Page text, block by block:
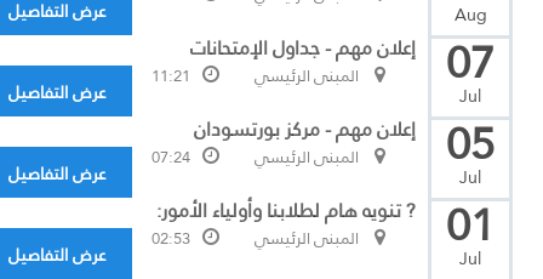
Aug عرض التفاصيل
07
Jul
إعلان مهم - جداول الإمتحانات
المبنى الرئيسي 11:21
عرض التفاصيل
05
Jul
إعلان مهم - مركز بورتسودان
المبنى الرئيسي 07:24
عرض التفاصيل
01
Jul
? تنويه هام لطلابنا وأولياء الأمور:
المبنى الرئيسي 02:53
عرض التفاصيل